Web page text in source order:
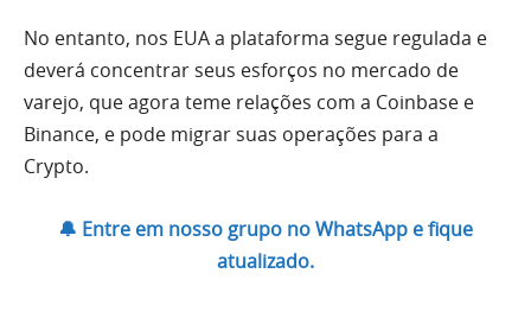
No entanto, nos EUA a plataforma segue regulada e
deverá concentrar seus esforços no mercado de
varejo, que agora teme relações com a Coinbase e
Binance, e pode migrar suas operações para a
Crypto.
🔔 Entre em nosso grupo no WhatsApp e fique
atualizado.